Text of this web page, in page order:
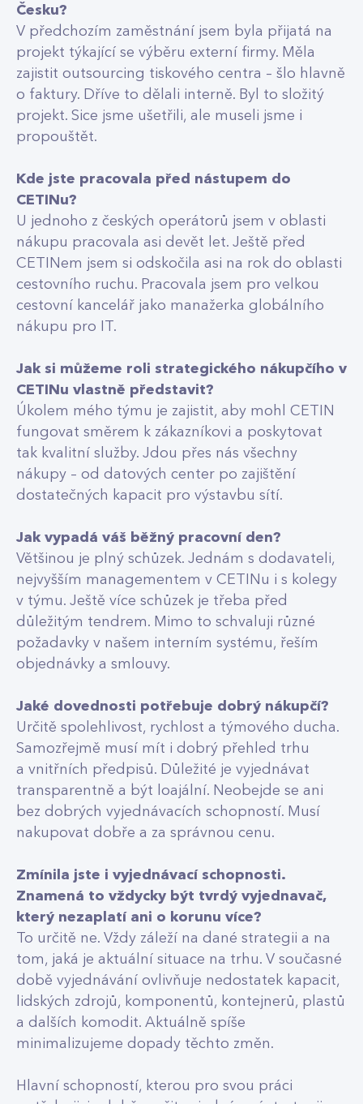
Česku?
V předchozím zaměstnání jsem byla přijatá na
projekt týkající se výběru externí firmy. Měla
zajistit outsourcing tiskového centra – šlo hlavně
o faktury. Dříve to dělali interně. Byl to složitý
projekt. Sice jsme ušetřili, ale museli jsme i
propouštět.
Kde jste pracovala před nástupem do
CETINu?
U jednoho z českých operátorů jsem v oblasti
nákupu pracovala asi devět let. Ještě před
CETINem jsem si odskočila asi na rok do oblasti
cestovního ruchu. Pracovala jsem pro velkou
cestovní kancelář jako manažerka globálního
nákupu pro IT.
Jak si můžeme roli strategického nákupčího v
CETINu vlastně představit?
Úkolem mého týmu je zajistit, aby mohl CETIN
fungovat směrem k zákazníkovi a poskytovat
tak kvalitní služby. Jdou přes nás všechny
nákupy – od datových center po zajištění
dostatečných kapacit pro výstavbu sítí.
Jak vypadá váš běžný pracovní den?
Většinou je plný schůzek. Jednám s dodavateli,
nejvyšším managementem v CETINu i s kolegy
v týmu. Ještě více schůzek je třeba před
důležitým tendrem. Mimo to schvaluji různé
požadavky v našem interním systému, řeším
objednávky a smlouvy.
Jaké dovednosti potřebuje dobrý nákupčí?
Určitě spolehlivost, rychlost a týmového ducha.
Samozřejmě musí mít i dobrý přehled trhu
a vnitřních předpisů. Důležité je vyjednávat
transparentně a být loajální. Neobejde se ani
bez dobrých vyjednávacích schopností. Musí
nakupovat dobře a za správnou cenu.
Zmínila jste i vyjednávací schopnosti.
Znamená to vždycky být tvrdý vyjednavač,
který nezaplatí ani o korunu více?
To určitě ne. Vždy záleží na dané strategii a na
tom, jaká je aktuální situace na trhu. V současné
době vyjednávání ovlivňuje nedostatek kapacit,
lidských zdrojů, komponentů, kontejnerů, plastů
a dalších komodit. Aktuálně spíše
minimalizujeme dopady těchto změn.
Hlavní schopností, kterou pro svou práci